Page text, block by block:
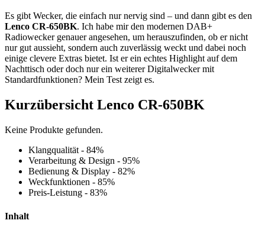
Es gibt Wecker, die einfach nur nervig sind – und dann gibt es den
Lenco CR-650BK. Ich habe mir den modernen DAB+
Radiowecker genauer angesehen, um herauszufinden, ob er nicht
nur gut aussieht, sondern auch zuverlässig weckt und dabei noch
einige clevere Extras bietet. Ist er ein echtes Highlight auf dem
Nachttisch oder doch nur ein weiterer Digitalwecker mit
Standardfunktionen? Mein Test zeigt es.
Kurzübersicht Lenco CR-650BK
Keine Produkte gefunden.
Klangqualität - 84%
Verarbeitung & Design - 95%
Bedienung & Display - 82%
Weckfunktionen - 85%
Preis-Leistung - 83%
Inhalt